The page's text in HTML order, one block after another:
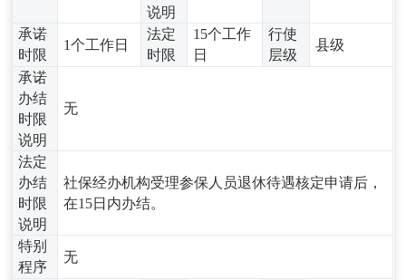
说明
承诺
时限
1个工作日
法定
时限
15个工作
日
行使
层级
县级
承诺
办结
时限
说明
无
法定
办结
时限
说明
社保经办机构受理参保人员退休待遇核定申请后，
在15日内办结。
特别
程序
无